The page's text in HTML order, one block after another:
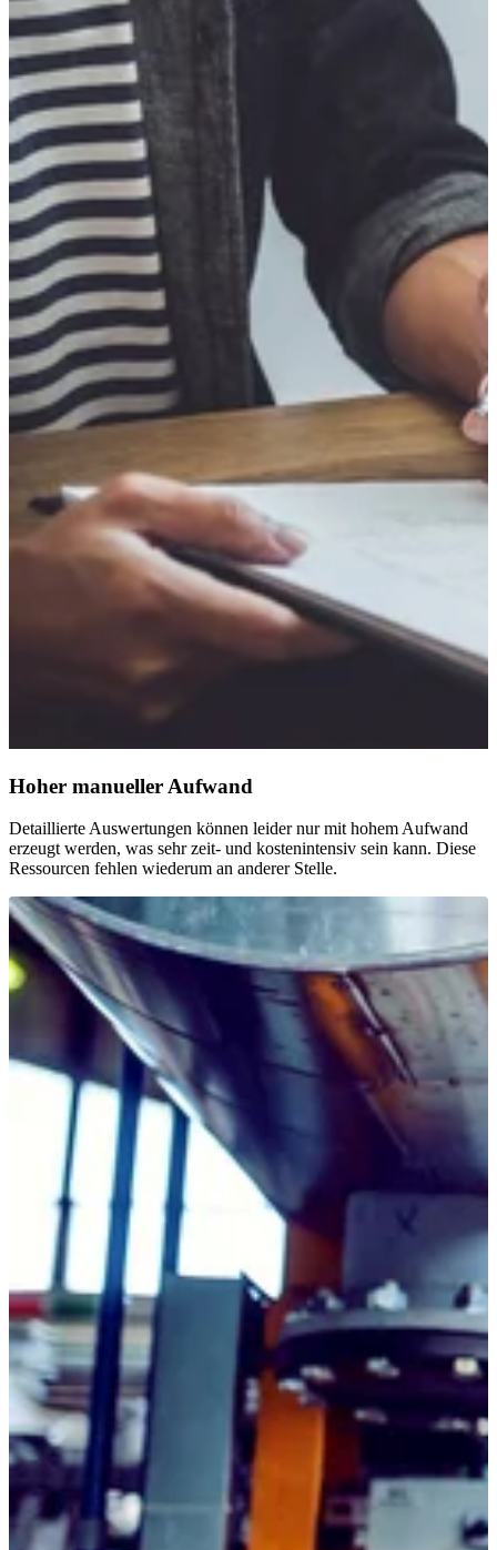
Hoher manueller Aufwand
Detaillierte Auswertungen können leider nur mit hohem Aufwand
erzeugt werden, was sehr zeit- und kostenintensiv sein kann. Diese
Ressourcen fehlen wiederum an anderer Stelle.